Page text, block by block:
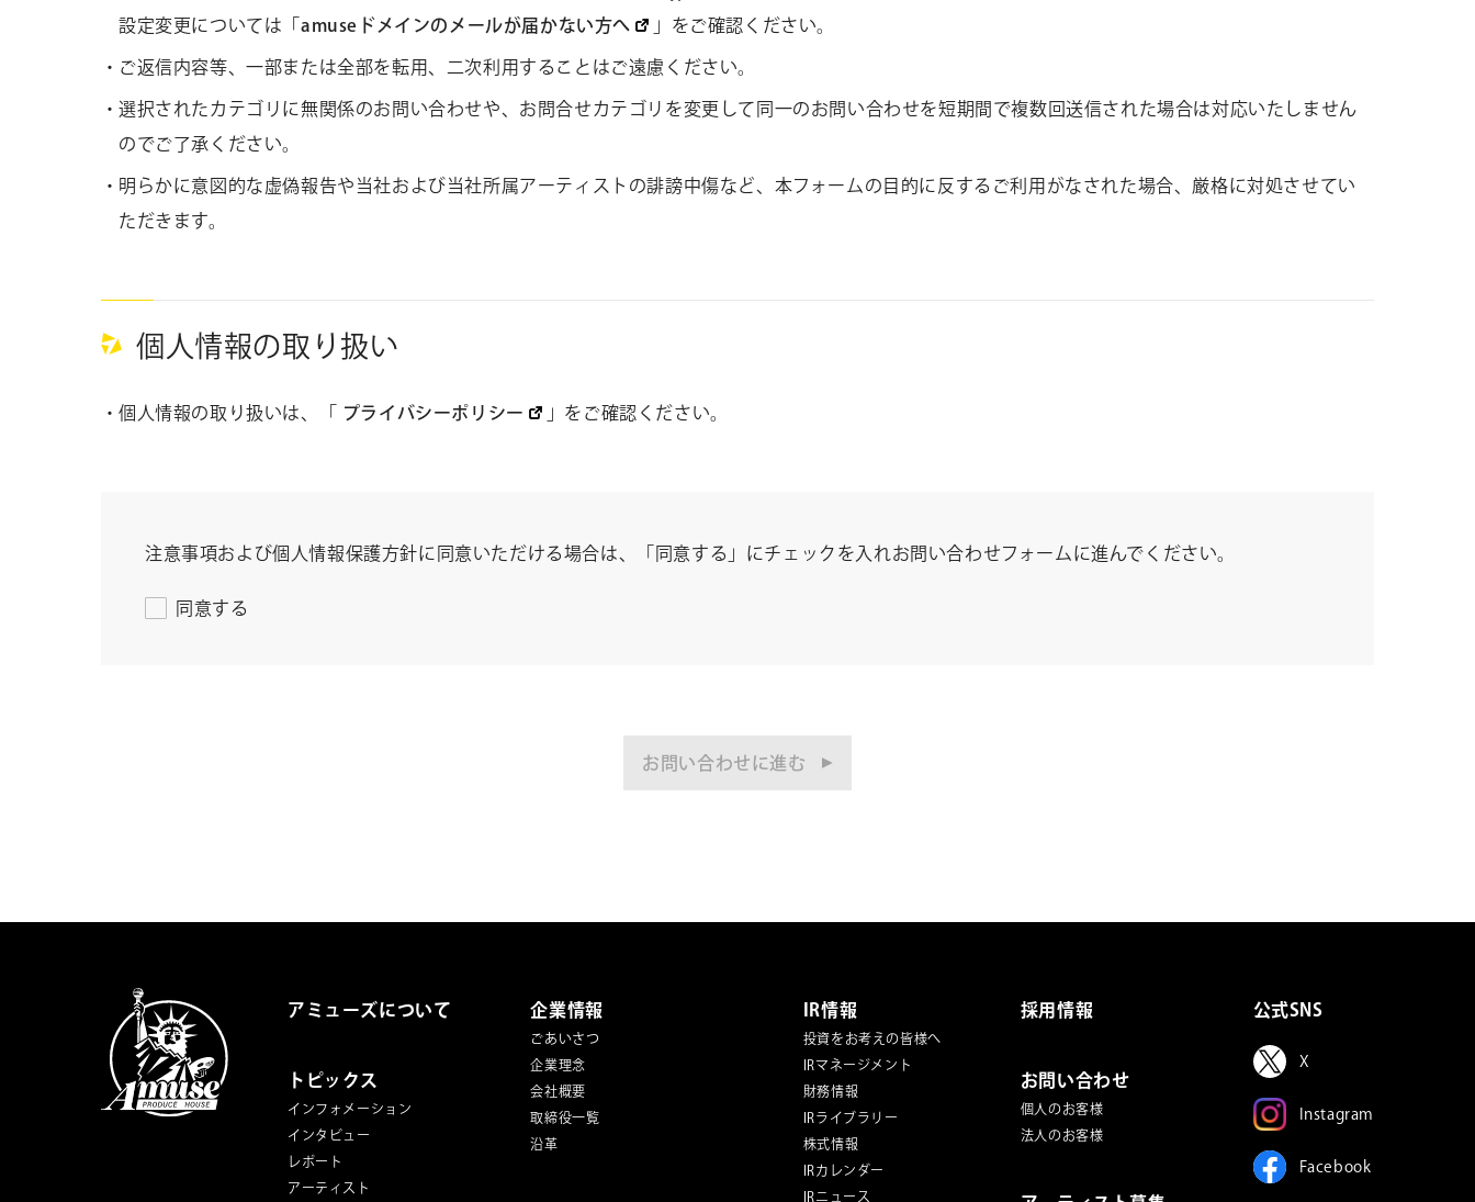
Amuse Solution
ENGLISH
設定変更については 「amuseドメインのメールが届かない方へ 」をご確認ください。
ご返信内容等、一部または全部を転用、二次利用することはご遠慮ください。
選択されたカテゴリに無関係のお問い合わせや、お問合せカテゴリを変更して同一のお問い合わせを短期間で複数回送信された場合は対応いたしません
のでご了承ください。
明らかに意図的な虚偽報告や当社および当社所属アーティストの誹謗中傷など、本フォームの目的に反するご利用がなされた場合、厳格に対処させてい
ただきます。
個人情報の取り扱い
個人情報の取り扱いは、 プライバシーポリシー 」をご確認ください。
注意事項および個人情報保護方針に同意いただける場合は、「同意する」にチェックを入れお問い合わせフォームに進んでください。
同意する
お問い合わせに進む
公式SNS
X
Instagram
Facebook
アミューズについて
トピックス
インフォメーション
インタビュー
レポート
アーティスト
企業情報
ごあいさつ
企業理念
会社概要
取締役一覧
沿革
IR情報
投資をお考えの皆様へ
IRマネージメント
財務情報
IRライブラリー
株式情報
IRカレンダー
IRニュース
採用情報
お問い合わせ
個人のお客様
法人のお客様